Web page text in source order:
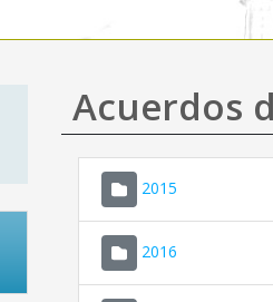
Acuerdos
2015
2016